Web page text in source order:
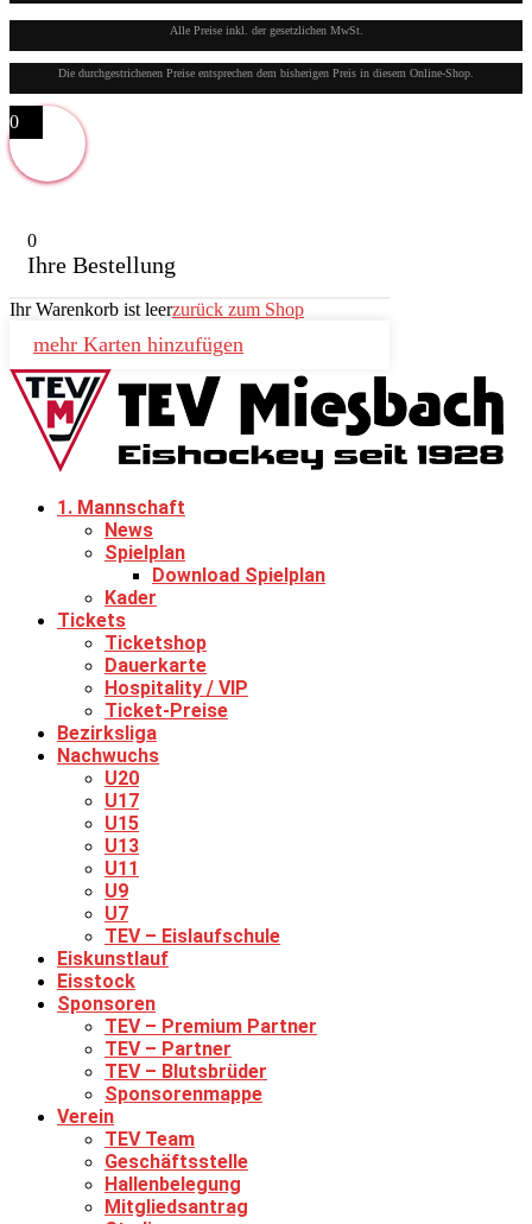
Alle Preise inkl. der gesetzlichen MwSt.
Die durchgestrichenen Preise entsprechen dem bisherigen Preis in diesem Online-Shop.
0
0
Ihre Bestellung
Ihr Warenkorb ist leerzurück zum Shop
mehr Karten hinzufügen
1. Mannschaft
News
Spielplan
Download Spielplan
Kader
Tickets
Ticketshop
Dauerkarte
Hospitality / VIP
Ticket-Preise
Bezirksliga
Nachwuchs
U20
U17
U15
U13
U11
U9
U7
TEV – Eislaufschule
Eiskunstlauf
Eisstock
Sponsoren
TEV – Premium Partner
TEV – Partner
TEV – Blutsbrüder
Sponsorenmappe
Verein
TEV Team
Geschäftsstelle
Hallenbelegung
Mitgliedsantrag